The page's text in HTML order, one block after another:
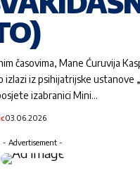
časovima, Mane Ćuruvija
izlazi iz psihijatrijske ustanove
izabranici Mini…
03.06.2026
- Advertisement -